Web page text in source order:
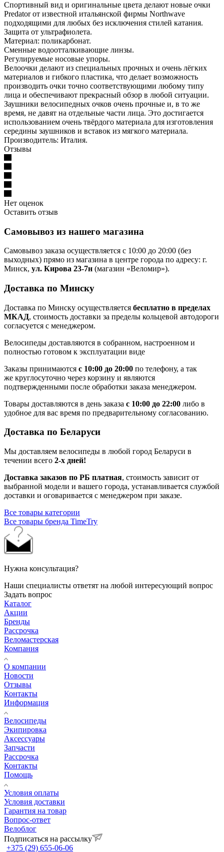
Спортивный вид и оригинальные цвета делают новые очки
Predator от известной итальянской фирмы Northwave
подходящими для любых без исключения стилей катания.
Защита от ультрафиолета.
Материал: поликарбонат.
Сменные водоотталкивающие линзы.
Регулируемые носовые упоры.
Велоочки делают из специальных прочных и очень лёгких
материалов и гибкого пластика, что делает возможность
производить очки точно соответствующими любому типу
лица и обеспечивают прекрасный обзор в любой ситуации.
Заушники велосипедных очков очень прочные и, в то же
время, не давят на отдельные части лица. Это достигается
использованием очень твёрдого материала для изготовления
середины заушников и вставок из мягкого материала.
Производитель: Италия.
Отзывы
Нет оценок
Оставить отзыв
Самовывоз из нашего магазина
Самовывоз заказа осуществляется с 10:00 до 20:00 (без
выходных) прямо из магазина в центре города по адресу: г.
Минск, ул. Кирова 23-7н (магазин «Веломир»).
Доставка по Минску
Доставка по Минску осуществляется бесплатно в пределах
МКАД, стоимость доставки за пределы кольцевой автодороги
согласуется с менеджером.
Велосипеды доставляются в собранном, настроенном и
полностью готовом к эксплуатации виде
Заказы принимаются с 10:00 до 20:00 по телефону, а так
же круглосуточно через корзину и являются
подтвержденными после обработки заказа менеджером.
Товары доставляются в день заказа с 10:00 до 22:00 либо в
удобное для вас время по предварительному согласованию.
Доставка по Беларуси
Мы доставляем велосипеды в любой город Беларуси в
течении всего 2-х дней!
Доставка заказов по РБ платная, стоимость зависит от
выбранной модели и вашего города, устанавливается службой
доставки и оговаривается с менеджером при заказе.
Все товары категории
Все товары бренда TimeTry
Нужна консультация?
Наши специалисты ответят на любой интересующий вопрос
Задать вопрос
Каталог
Акции
Бренды
Рассрочка
Веломастерская
Компания
О компании
Новости
Отзывы
Контакты
Информация
Велосипеды
Экипировка
Аксессуары
Запчасти
Рассрочка
Контакты
Помощь
Условия оплаты
Условия доставки
Гарантия на товар
Вопрос-ответ
Велоблог
Подписаться на рассылку
+375 (29) 655-06-06